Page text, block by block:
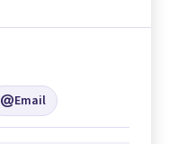
Email